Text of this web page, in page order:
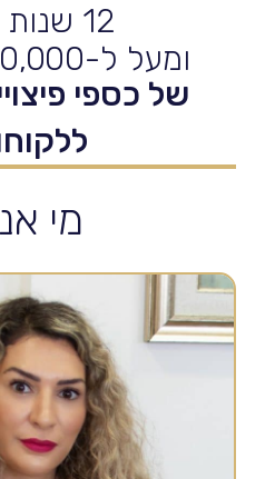
12 שנות ניסיון
ומעל ל-31,370,000 ש"ח
של כספי
מי